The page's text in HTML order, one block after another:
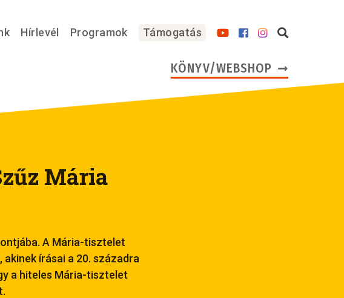
Hírlevél Programok Támogatás
KÖNYV/WEBSHOP
Mária
A Mária-tisztelet
írásai a 20. századra
a hiteles Mária-tisztelet